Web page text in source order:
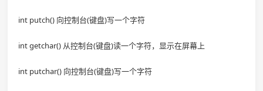
int putch() 向控制台(键盘)写一个字符
int getchar() 从控制台(键盘)读一个字符，显示在屏幕上
int putchar() 向控制台(键盘)写一个字符